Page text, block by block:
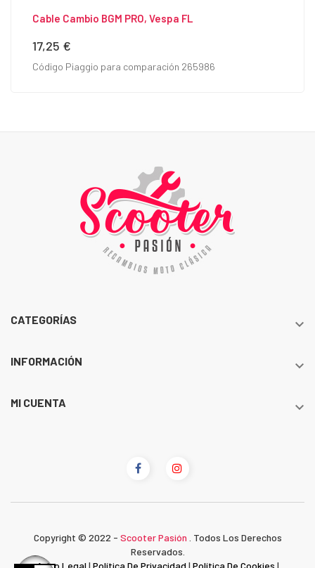
Cable Cambio BGM PRO, Vespa FL
Precio
17,25 €
Código Piaggio para comparación 265986
CATEGORÍAS 
INFORMACIÓN 
MI CUENTA 
Copyright © 2022 - Scooter Pasión
. Todos Los Derechos
Reservados.